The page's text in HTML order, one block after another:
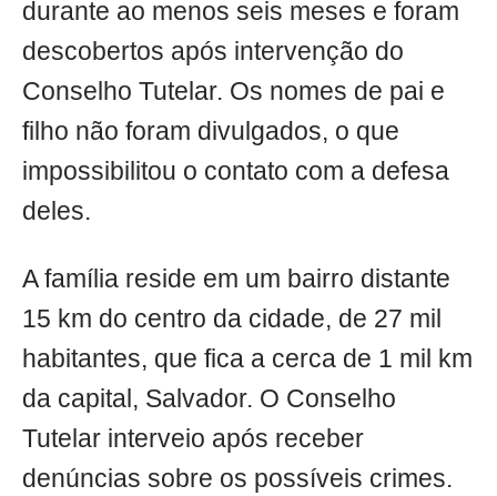
durante ao menos seis meses e foram
descobertos após intervenção do
Conselho Tutelar. Os nomes de pai e
filho não foram divulgados, o que
impossibilitou o contato com a defesa
deles.
A família reside em um bairro distante
15 km do centro da cidade, de 27 mil
habitantes, que fica a cerca de 1 mil km
da capital, Salvador. O Conselho
Tutelar interveio após receber
denúncias sobre os possíveis crimes.